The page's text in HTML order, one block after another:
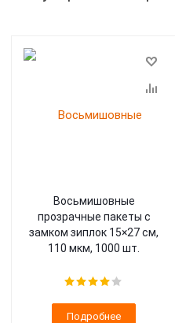
Восьмишовные
прозрачные пакеты с
замком зиплок 15×27 см,
110 мкм, 1000 шт.
Подробнее